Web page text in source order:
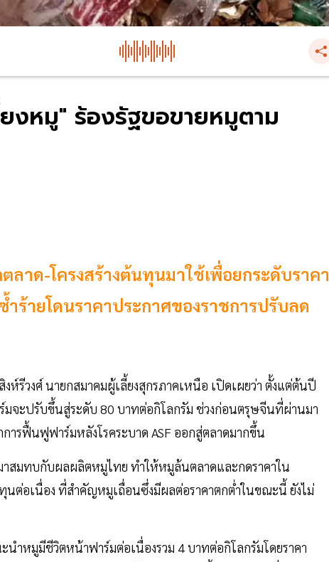
งหมู" ร้องรัฐขอขายหมูตาม
าด-โครงสร้างต้นทุนมาใช้เพื่อยกระดับราคา
ร้ายโดนราคาประกาศของราชการปรับลด
รีวงศ์ นายกสมาคมผู้เลี้ยงสุกรภาคเหนือ เปิดเผยว่า ตั้งแต่ต้นปี
มจะปรับขึ้นสู่ระดับ 80 บาทต่อกิโลกรัม ช่วงก่อนตรุษจีนที่ผ่านมา
รฟื้นฟูฟาร์มหลังโรคระบาด ASF ออกสู่ตลาดมากขึ้น
สมทบกับผลผลิตหมูไทย ทำให้หมูล้นตลาดและกดราคาใน
ต่อเนื่อง ที่สำคัญหมูเถื่อนซึ่งมีผลต่อราคาตกต่ำในขณะนี้ ยังไม่
ำหมูมีชีวิตหน้าฟาร์มต่อเนื่องรวม 4 บาทต่อกิโลกรัมโดยราคา